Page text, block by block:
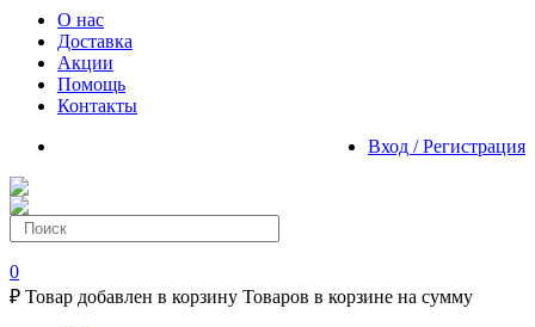
О нас
Доставка
Акции
Помощь
Контакты
Вход / Регистрация
0
₽ Товар добавлен в корзину Товаров в корзине на сумму